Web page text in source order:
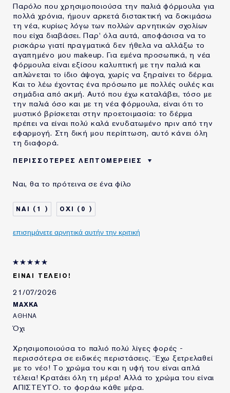
Παρόλο που χρησιμοποιούσα την παλιά φόρμουλα για
πολλά χρόνια, ήμουν αρκετά διστακτική να δοκιμάσω
τη νέα, κυρίως λόγω των πολλών αρνητικών σχολίων
που είχα διαβάσει. Παρ' όλα αυτά, αποφάσισα να το
ρισκάρω γιατί πραγματικά δεν ήθελα να αλλάξω το
αγαπημένο μου makeup. Για εμένα προσωπικά, η νέα
φόρμουλα είναι εξίσου καλυπτική με την παλιά και
απλώνεται το ίδιο άψογα, χωρίς να ξηραίνει το δέρμα.
Και το λέω έχοντας ένα πρόσωπο με πολλές ουλές και
σημάδια από ακμή. Αυτό που έχω καταλάβει, τόσο με
την παλιά όσο και με τη νέα φόρμουλα, είναι ότι το
μυστικό βρίσκεται στην προετοιμασία: το δέρμα
πρέπει να είναι πολύ καλά ενυδατωμένο πριν από την
εφαρμογή. Στη δική μου περίπτωση, αυτό κάνει όλη
τη διαφορά.
ΠΕΡΙΣΣΌΤΕΡΕΣ ΛΕΠΤΟΜΈΡΕΙΕΣ
ΤΥΠΟΣ ΔΕΡΜΑΤΟΣ
ΚΑΝΟΝΙΚΟ/ΜΕΙΚΤΟ
ΑΝΑΓΚΗ ΕΠΙΔΕΡΜΙΔΑΣ
ΠΡΟΪΟΝΤΑ ESTÉE
LAUDER ΓΙΑ
Ναι, θα το πρότεινα σε ένα φίλο
1 0
επισημάνετε αρνητικά αυτήν την κριτική
ΕΊΝΑΙ ΤΈΛΕΙΟ!
21/07/2026
MAXKA
ΑΘΗΝΑ
Όχι
Χρησιμοποιούσα το παλιό πολύ λίγες φορές -
περισσότερα σε ειδικές περιστάσεις. ¨Εχω ξετρελαθεί
με το νέο! Το χρώμα του και η υφή του είναι απλά
τέλεια! Κρατάει όλη τη μέρα! Αλλά το χρώμα του είναι
ΑΠΙΣΤΕΥΤΟ. το φοράω κάθε μέρα.